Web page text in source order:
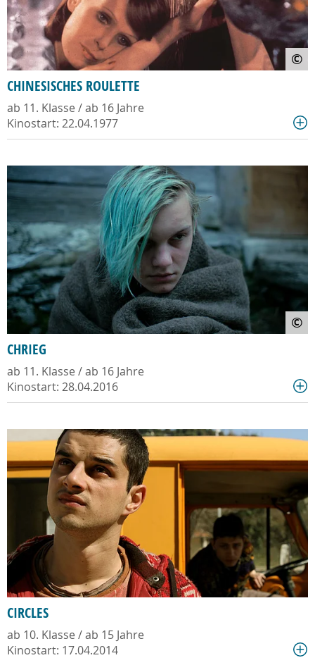
©
CHINESISCHES ROULETTE
ab 11. Klasse / ab 16 Jahre
Kinostart: 22.04.1977
©
CHRIEG
ab 11. Klasse / ab 16 Jahre
Kinostart: 28.04.2016
CIRCLES
ab 10. Klasse / ab 15 Jahre
Kinostart: 17.04.2014